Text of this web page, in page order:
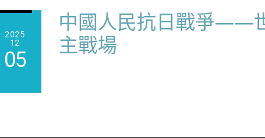
2025
12
05
中國人民抗日戰爭——
主戰場